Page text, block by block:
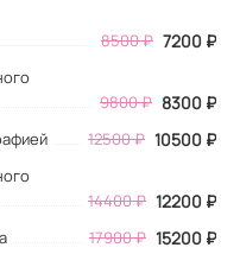
8500₽ 7200 ₽
9800 ₽ 8300 ₽
12500 ₽ 10500 ₽
14400 ₽ 12200 ₽
17900 ₽ 15200 ₽